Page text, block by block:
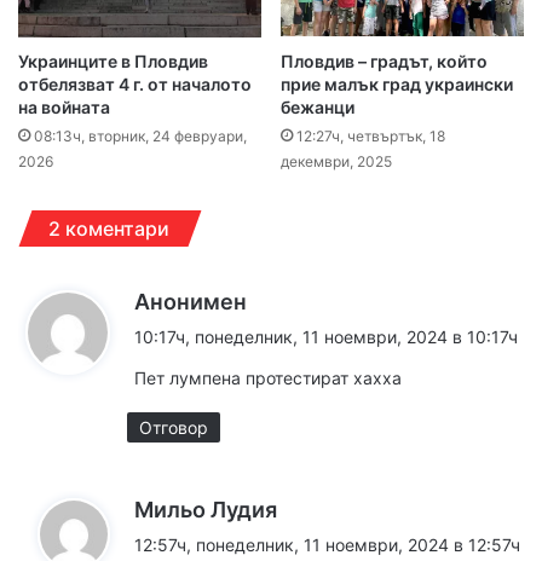
Украинците в Пловдив
отбелязват 4 г. от началото
на войната
08:13ч, вторник, 24 февруари,
2026
Пловдив – градът, който
прие малък град украински
бежанци
12:27ч, четвъртък, 18
декември, 2025
2 коментари
Анонимен
а
10:17ч, понеделник, 11 ноември, 2024 в 10:17ч
Пет лумпена протестират хахха
Отговор
Мильо Лудия
12:57ч, понеделник, 11 ноември, 2024 в 12:57ч